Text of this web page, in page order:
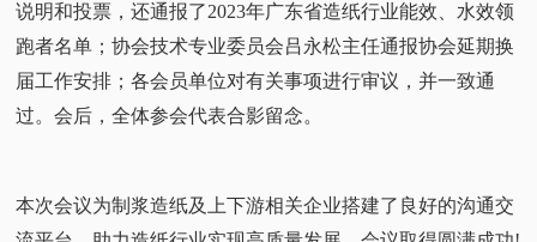
说明和投票，还通报了2023年广东省造纸行业能效、水效领
跑者名单；协会技术专业委员会吕永松主任通报协会延期换
届工作安排；各会员单位对有关事项进行审议，并一致通
过。会后，全体参会代表合影留念。
本次会议为制浆造纸及上下游相关企业搭建了良好的沟通交